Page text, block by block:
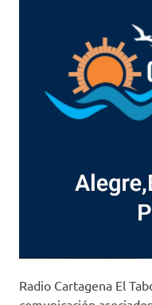
Radio Cartagena El